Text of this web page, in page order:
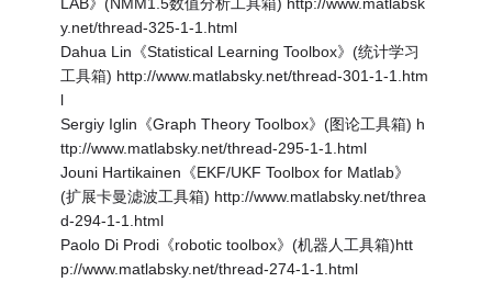
y.net/thread-325-1-1.html
Dahua Lin《Statistical Learning Toolbox》(统计学习
工具箱) http://www.matlabsky.net/thread-301-1-1.htm
l
Sergiy Iglin《Graph Theory Toolbox》(图论工具箱) h
ttp://www.matlabsky.net/thread-295-1-1.html
Jouni Hartikainen《EKF/UKF Toolbox for Matlab》
(扩展卡曼滤波工具箱) http://www.matlabsky.net/threa
d-294-1-1.html
Paolo Di Prodi《robotic toolbox》(机器人工具箱)htt
p://www.matlabsky.net/thread-274-1-1.html